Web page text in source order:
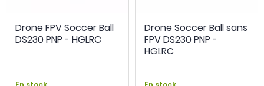
-30 %
Drone FPV Soccer Ball
DS230 PNP - HGLRC
Drone Soccer Ball sans
FPV DS230 PNP -
HGLRC